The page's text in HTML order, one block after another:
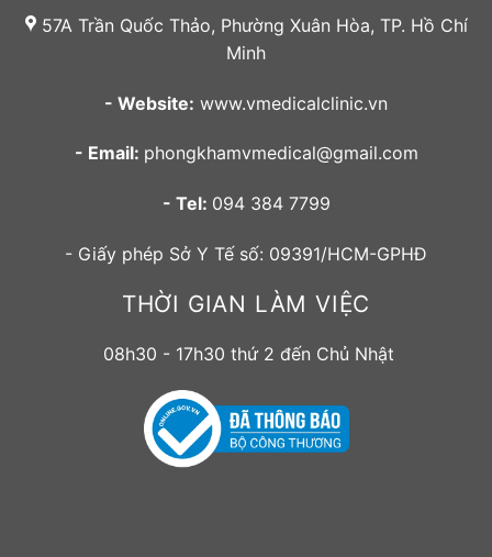
57A Trần Quốc Thảo, Phường Xuân Hòa, TP. Hồ Chí
Minh
- Website: www.vmedicalclinic.vn
- Email: phongkhamvmedical@gmail.com
- Tel: 094 384 7799
- Giấy phép Sở Y Tế số: 09391/HCM-GPHĐ
THỜI GIAN LÀM VIỆC
08h30 - 17h30 thứ 2 đến Chủ Nhật